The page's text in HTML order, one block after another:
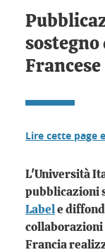
Francese
Lire cette page
L'Università
pubblicazioni
Labele
Francia